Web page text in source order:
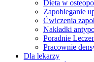
Dieta w
Zapobieganie
Ćwiczenia
Nakładki
Poradnie
Pracownie
Dla lekarzy